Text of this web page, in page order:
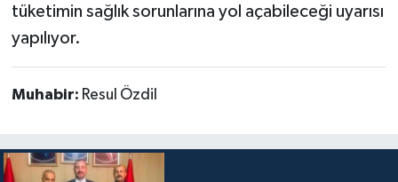
tüketimin sağlık sorunlarına yol açabileceği uyarısı
yapılıyor.
Muhabir: Resul Özdil